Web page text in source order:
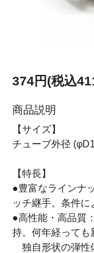
374円(税込
商品説明
【サイズ】
チューブ外径
【特長】
●豊富なラインナ
ッチ継手。条件に
●高性能・高品質
持。何年経っても
独自形状の弾性